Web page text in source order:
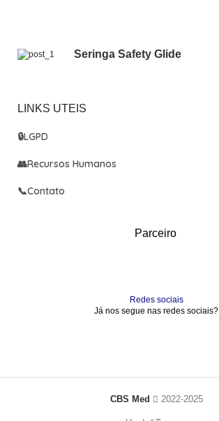
Seringa Safety Glide
LINKS UTEIS
🔒LGPD
👥Recursos Humanos
📞Contato
Parceiro
Redes sociais
Já nos segue nas redes sociais?
CBS Med 2022-2025